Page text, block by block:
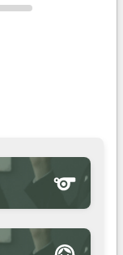
475,00 DKK
1.995,00 DKK